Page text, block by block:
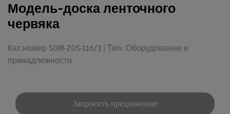
Модель-доска ленточного
червяка
Кат.номер SOM-ZOS-116/3 | Тип: Оборудование и
принадлежности
Запросить предложение